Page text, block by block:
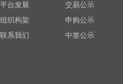
平台发展
组织构架
联系我们
交易公示
申购公示
中签公示